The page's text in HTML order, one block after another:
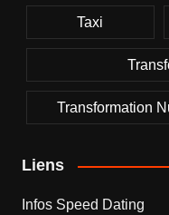
Taxi
Transformation
Liens
Infos Speed Dating